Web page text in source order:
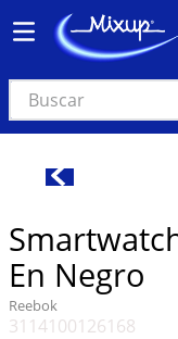
Buscar
En Negro
Reebok
3114100126168
3.
4.
madonna
5.
ariana